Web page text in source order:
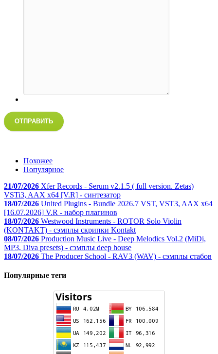
ОТПРАВИТЬ
Похожее
Популярное
21/07/2026 Xfer Records - Serum v2.1.5 ( full version. Zetas)
VSTi3, AAX x64 [V.R] - синтезатор
18/07/2026 United Plugins - Bundle 2026.7 VST, VST3, AAX x64
[16.07.2026] V.R - набор плагинов
18/07/2026 Westwood Instruments - ROTOR Solo Violin
(KONTAKT) - сэмплы скрипки Kontakt
08/07/2026 Production Music Live - Deep Melodics Vol.2 (MiDi,
MP3, Diva presets) - сэмплы deep house
18/07/2026 The Producer School - RAV3 (WAV) - сэмплы стабов
Популярные теги